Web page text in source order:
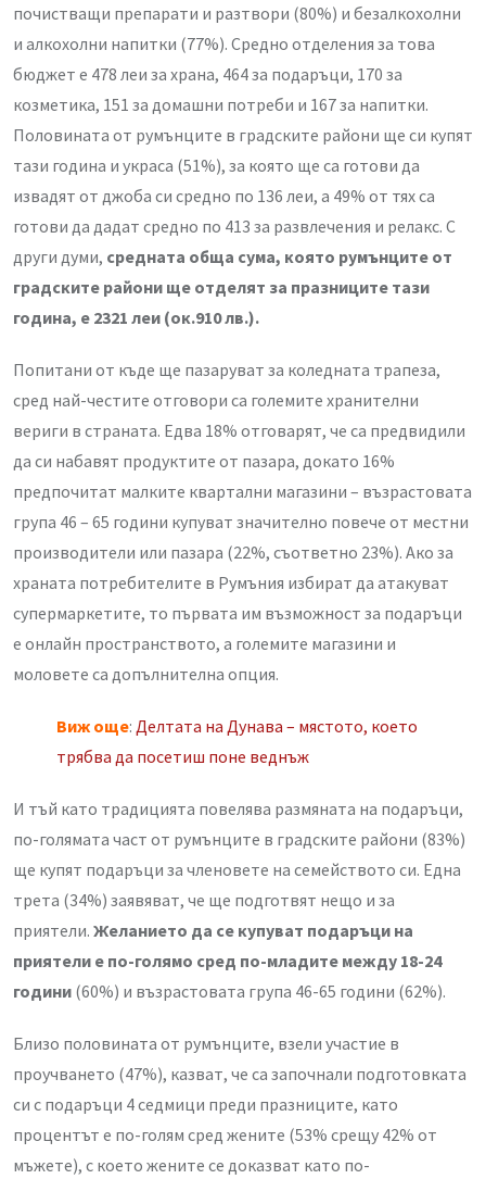
почистващи препарати и разтвори (80%) и безалкохолни
и алкохолни напитки (77%). Средно отделения за това
бюджет е 478 леи за храна, 464 за подаръци, 170 за
козметика, 151 за домашни потреби и 167 за напитки.
Половината от румънците в градските райони ще си купят
тази година и украса (51%), за която ще са готови да
извадят от джоба си средно по 136 леи, а 49% от тях са
готови да дадат средно по 413 за развлечения и релакс. С
други думи, средната обща сума, която румънците от
градските райони ще отделят за празниците тази
година, е 2321 леи (ок.910 лв.).
Попитани от къде ще пазаруват за коледната трапеза,
сред най-честите отговори са големите хранителни
вериги в страната. Едва 18% отговарят, че са предвидили
да си набавят продуктите от пазара, докато 16%
предпочитат малките квартални магазини – възрастовата
група 46 – 65 години купуват значително повече от местни
производители или пазара (22%, съответно 23%). Ако за
храната потребителите в Румъния избират да атакуват
супермаркетите, то първата им възможност за подаръци
е онлайн пространството, а големите магазини и
моловете са допълнителна опция.
Виж още: Делтата на Дунава – мястото, което
трябва да посетиш поне веднъж
И тъй като традицията повелява размяната на подаръци,
по-голямата част от румънците в градските райони (83%)
ще купят подаръци за членовете на семейството си. Една
трета (34%) заявяват, че ще подготвят нещо и за
приятели. Желанието да се купуват подаръци на
приятели е по-голямо сред по-младите между 18-24
години (60%) и възрастовата група 46-65 години (62%).
Близо половината от румънците, взели участие в
проучването (47%), казват, че са започнали подготовката
си с подаръци 4 седмици преди празниците, като
процентът е по-голям сред жените (53% срещу 42% от
мъжете), с което жените се доказват като по-